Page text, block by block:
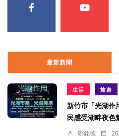
最新新聞
生活 旅遊
新竹市「光湖
民感受湖畔夜色
鄭銘德